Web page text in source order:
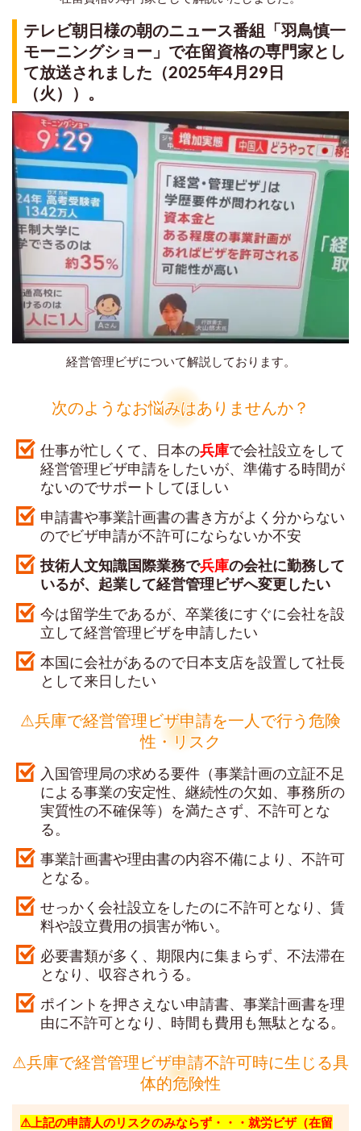
テレビ朝日様の朝のニュース番組「羽鳥慎一
モーニングショー」で在留資格の専門家とし
て放送されました（2025年4月29日
（火））。
経営管理ビザについて解説しております。
次のようなお悩みはありませんか？
仕事が忙しくて、日本の兵庫で会社設立をして
経営管理ビザ申請をしたいが、準備する時間が
ないのでサポートしてほしい
申請書や事業計画書の書き方がよく分からない
のでビザ申請が不許可にならないか不安
技術人文知識国際業務で兵庫の会社に勤務して
いるが、起業して経営管理ビザへ変更したい
今は留学生であるが、卒業後にすぐに会社を設
立して経営管理ビザを申請したい
本国に会社があるので日本支店を設置して社長
として来日したい
⚠兵庫で経営管理ビザ申請を一人で行う危険
性・リスク
入国管理局の求める要件（事業計画の立証不足
による事業の安定性、継続性の欠如、事務所の
実質性の不確保等）を満たさず、不許可とな
る。
事業計画書や理由書の内容不備により、不許可
となる。
せっかく会社設立をしたのに不許可となり、賃
料や設立費用の損害が怖い。
必要書類が多く、期限内に集まらず、不法滞在
となり、収容されうる。
ポイントを押さえない申請書、事業計画書を理
由に不許可となり、時間も費用も無駄となる。
⚠兵庫で経営管理ビザ申請不許可時に生じる具
体的危険性
⚠上記の申請人のリスクのみならず・・・就労ビザ（在留